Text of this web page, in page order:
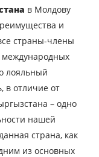
в Молдову
и
страны-члены
лояльный
в отличие от
– одно
нашей
страна, как
из основных